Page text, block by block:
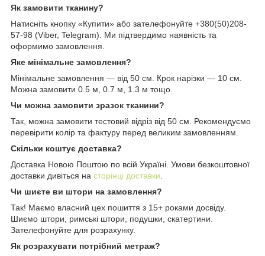
Як замовити тканину?
Натисніть кнопку «Купити» або зателефонуйте +380(50)208-
57-98 (Viber, Telegram). Ми підтвердимо наявність та
оформимо замовлення.
Яке мінімальне замовлення?
Мінімальне замовлення — від 50 см. Крок нарізки — 10 см.
Можна замовити 0.5 м, 0.7 м, 1.3 м тощо.
Чи можна замовити зразок тканини?
Так, можна замовити тестовий відріз від 50 см. Рекомендуємо
перевірити колір та фактуру перед великим замовленням.
Скільки коштує доставка?
Доставка Новою Поштою по всій Україні. Умови безкоштовної
доставки дивіться на сторінці доставки.
Чи шиєте ви штори на замовлення?
Так! Маємо власний цех пошиття з 15+ роками досвіду.
Шиємо штори, римські штори, подушки, скатертини.
Зателефонуйте для розрахунку.
Як розрахувати потрібний метраж?